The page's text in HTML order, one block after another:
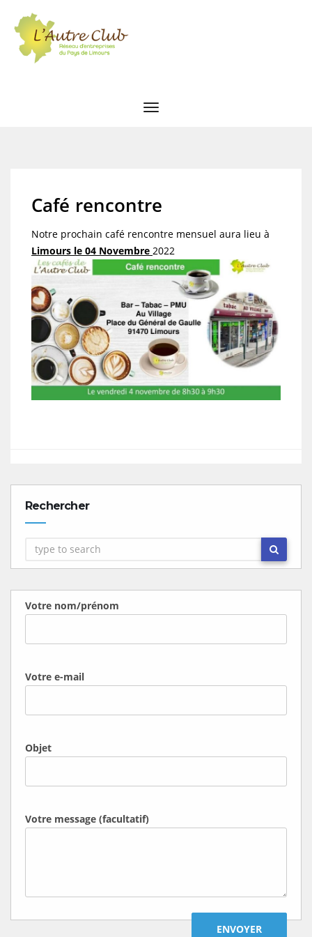
Café rencontre
Notre prochain café rencontre mensuel aura lieu à
Limours le 04 Novembre 2022
Rechercher
Votre nom/prénom
Votre e-mail
Objet
Votre message (facultatif)